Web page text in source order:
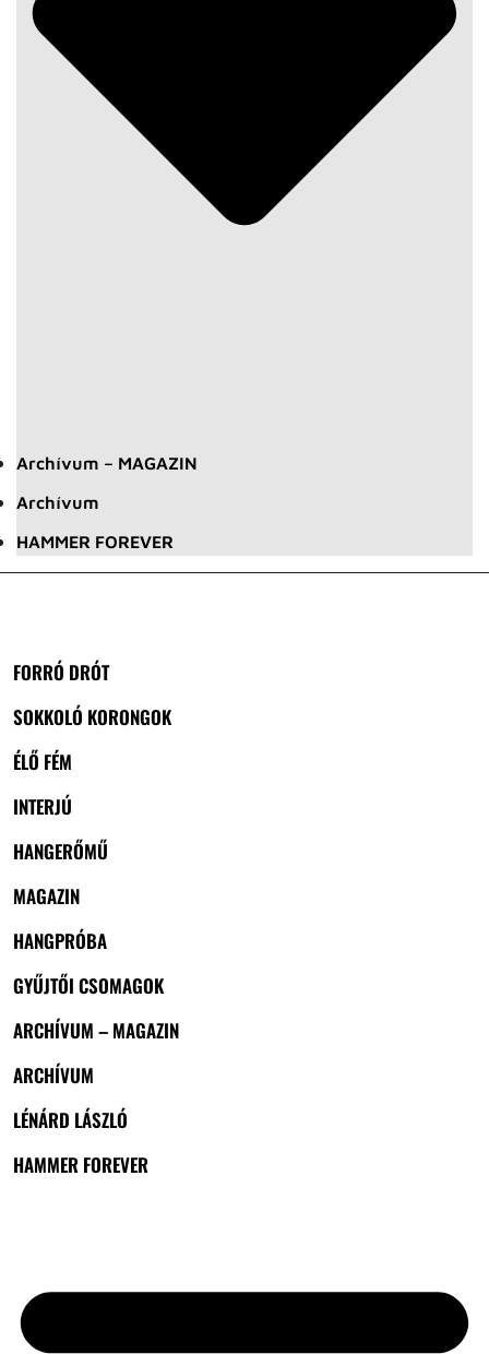
Archívum – MAGAZIN
Archívum
HAMMER FOREVER
FORRÓ DRÓT
SOKKOLÓ KORONGOK
ÉLŐ FÉM
INTERJÚ
HANGERŐMŰ
MAGAZIN
HANGPRÓBA
GYŰJTŐI CSOMAGOK
ARCHÍVUM – MAGAZIN
ARCHÍVUM
LÉNÁRD LÁSZLÓ
HAMMER FOREVER